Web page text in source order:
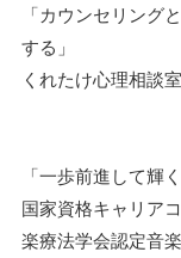
「カウンセリング
する」
くれたけ心理相談
「一歩前進して輝
国家資格キャリア
楽療法学会認定音